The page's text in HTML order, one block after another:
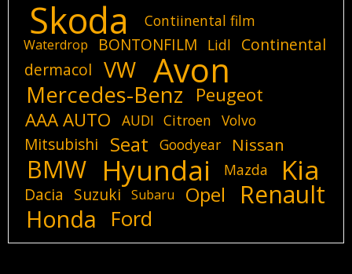
Skoda Contiinental film
Waterdrop BONTONFILM Lidl
Continental
dermacol
VW Avon
Mercedes-Benz
Peugeot
AAA AUTO
AUDI Citroen Volvo
Mitsubishi Seat Goodyear Nissan
BMW Hyundai Mazda Kia
Dacia Suzuki Subaru Opel Renault
Honda Ford